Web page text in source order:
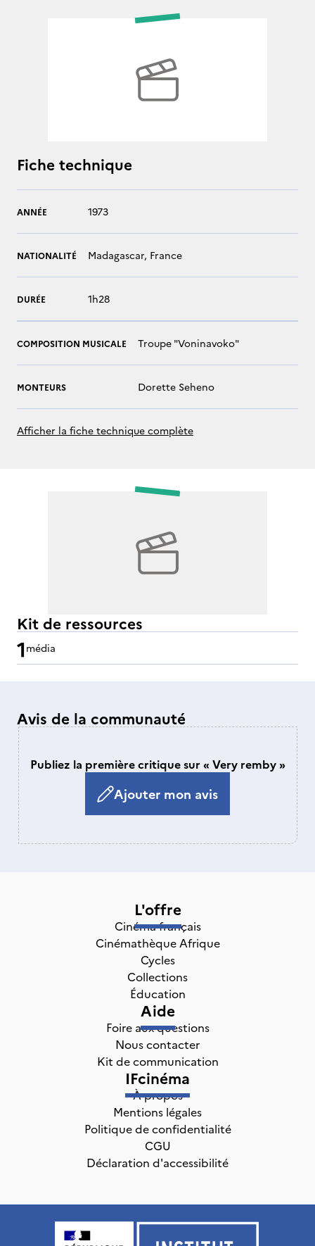
Fiche technique
ANNÉE 1973
NATIONALITÉ Madagascar, France
DURÉE 1h28
COMPOSITION MUSICALE Troupe "Voninavoko"
MONTEURS Dorette Seheno
Afficher la fiche technique complète
Kit de ressources
1média
Avis de la communauté
Publiez la première critique sur « Very remby »
Ajouter mon avis
L'offre
Cinéma français
Cinémathèque Afrique
Cycles
Collections
Éducation
Aide
Foire aux questions
Nous contacter
Kit de communication
IFcinéma
À propos
Mentions légales
Politique de confidentialité
CGU
Déclaration d'accessibilité